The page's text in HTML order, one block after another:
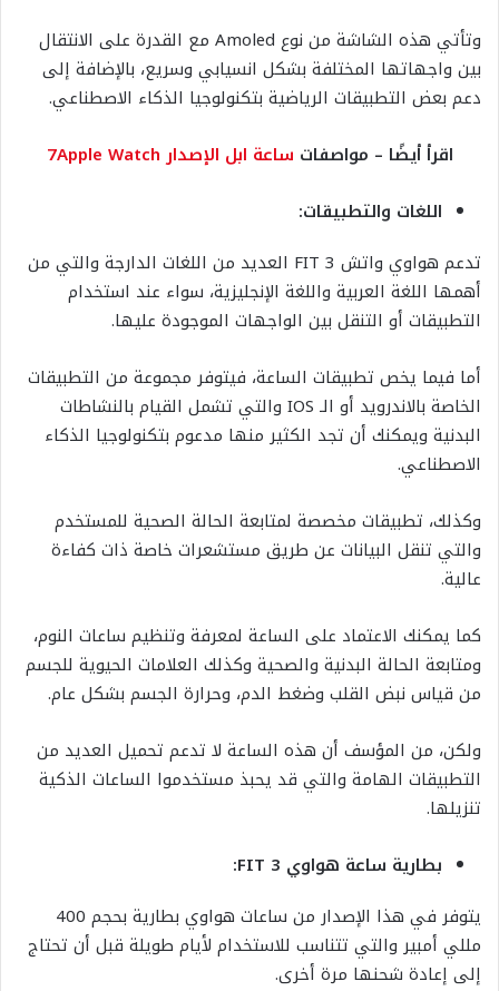
وتأتي هذه الشاشة من نوع Amoled مع القدرة على الانتقال
بين واجهاتها المختلفة بشكل انسيابي وسريع، بالإضافة إلى
دعم بعض التطبيقات الرياضية بتكنولوجيا الذكاء الاصطناعي.
اقرأ أيضًا – مواصفات ساعة ابل الإصدار 7Apple Watch
اللغات والتطبيقات:
تدعم هواوي واتش FIT 3 العديد من اللغات الدارجة والتي من
أهمها اللغة العربية واللغة الإنجليزية، سواء عند استخدام
التطبيقات أو التنقل بين الواجهات الموجودة عليها.
أما فيما يخص تطبيقات الساعة، فيتوفر مجموعة من التطبيقات
الخاصة بالاندرويد أو الـ IOS والتي تشمل القيام بالنشاطات
البدنية ويمكنك أن تجد الكثير منها مدعوم بتكنولوجيا الذكاء
الاصطناعي.
وكذلك، تطبيقات مخصصة لمتابعة الحالة الصحية للمستخدم
والتي تنقل البيانات عن طريق مستشعرات خاصة ذات كفاءة
عالية.
كما يمكنك الاعتماد على الساعة لمعرفة وتنظيم ساعات النوم،
ومتابعة الحالة البدنية والصحية وكذلك العلامات الحيوية للجسم
من قياس نبض القلب وضغط الدم، وحرارة الجسم بشكل عام.
ولكن، من المؤسف أن هذه الساعة لا تدعم تحميل العديد من
التطبيقات الهامة والتي قد يحبذ مستخدموا الساعات الذكية
تنزيلها.
بطارية ساعة هواوي FIT 3:
يتوفر في هذا الإصدار من ساعات هواوي بطارية بحجم 400
مللي أمبير والتي تتناسب للاستخدام لأيام طويلة قبل أن تحتاج
إلى إعادة شحنها مرة أخرى.